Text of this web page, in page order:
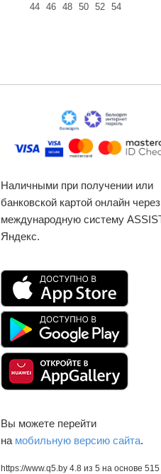
44
46 48 50 52 54
Наличными при получении или
банковской картой онлайн через
международную систему
Яндекс.
Вы можете перейти
на мобильную версию сайта.
https://www.q5.by 4.8 из 5 на основе 515